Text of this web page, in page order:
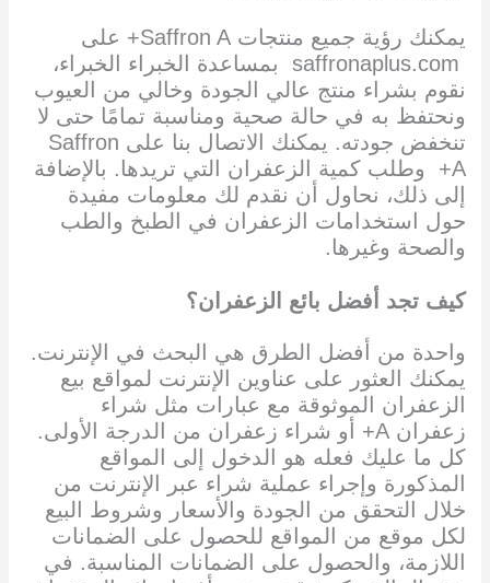
يمكنك رؤية جميع منتجات Saffron A+ على
saffronaplus.com بمساعدة الخبراء الخبراء،
نقوم بشراء منتج عالي الجودة وخالي من العيوب
ونحتفظ به في حالة صحية ومناسبة تمامًا حتى لا
تنخفض جودته. يمكنك الاتصال بنا على Saffron
A+ وطلب كمية الزعفران التي تريدها. بالإضافة
إلى ذلك، نحاول أن نقدم لك معلومات مفيدة
حول استخدامات الزعفران في الطبخ والطب
والصحة وغيرها.
كيف تجد أفضل بائع الزعفران؟
واحدة من أفضل الطرق هي البحث في الإنترنت.
يمكنك العثور على عناوين الإنترنت لمواقع بيع
الزعفران الموثوقة مع عبارات مثل شراء
زعفران A+ أو شراء زعفران من الدرجة الأولى.
كل ما عليك فعله هو الدخول إلى المواقع
المذكورة وإجراء عملية شراء عبر الإنترنت من
خلال التحقق من الجودة والأسعار وشروط البيع
لكل موقع من المواقع للحصول على الضمانات
اللازمة، والحصول على الضمانات المناسبة. في